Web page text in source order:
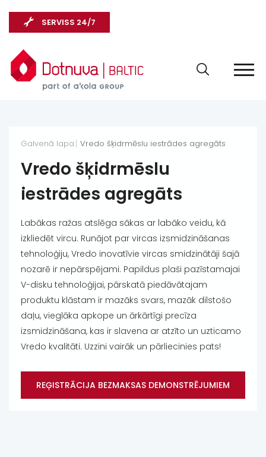
SERVISS 24/7
Galvenā lapa Vredo šķidrmēslu iestrādes agregāts
Vredo šķidrmēslu
iestrādes agregāts
Labākas ražas atslēga sākas ar labāko veidu, kā
izkliedēt vircu. Runājot par vircas izsmidzināšanas
tehnoloģiju, Vredo inovatīvie vircas smidzinātāji šajā
nozarē ir nepārspējami. Papildus plaši pazīstamajai
V-disku tehnoloģijai, pārskatā piedāvātajam
produktu klāstam ir mazāks svars, mazāk dilstošo
daļu, vieglāka apkope un ārkārtīgi precīza
izsmidzināšana, kas ir slavena ar atzīto un uzticamo
Vredo kvalitāti. Uzzini vairāk un pārliecinies pats!
REĢISTRĀCIJA BEZMAKSAS DEMONSTRĒJUMIEM